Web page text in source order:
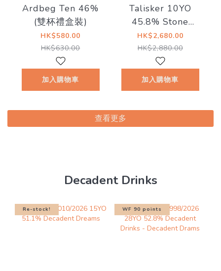
Ardbeg Ten 46%
(雙杯禮盒裝)
HK$580.00
HK$630.00
加入購物車
Talisker 10YO
45.8% Stone
Label (Early
2000s)
HK$2,680.00
HK$2,880.00
加入購物車
查看更多
Decadent Drinks
Re-stock! WF 90 points